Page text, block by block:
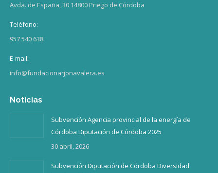
Avda. de España, 30 14800 Priego de Córdoba
Teléfono:
957 540 638
E-mail:
info@fundacionarjonavalera.es
Noticias
Subvención Agencia provincial de la energía de
Córdoba Diputación de Córdoba 2025
30 abril, 2026
Subvención Diputación de Córdoba Diversidad